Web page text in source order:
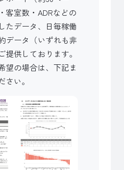
客室数・ADRなどの
たデータ、日毎稼働
データ（いずれも非
提供しております。
望の場合は、下記ま
さい。